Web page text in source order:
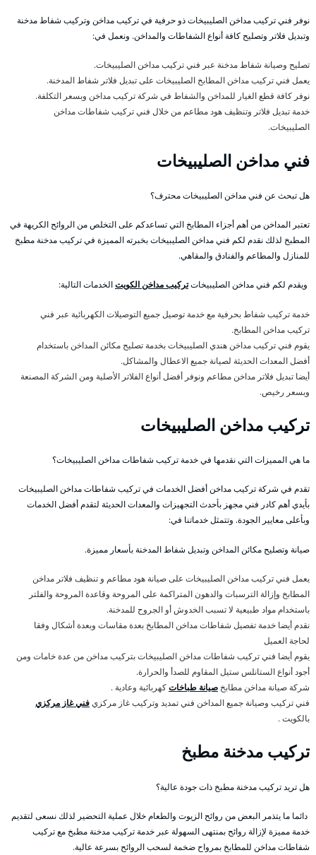
نوفر فني تركيب مداخن الصليبيخات ذو حرفية في تركيب مداخن وتركيب شفاط مدخنة
وتبديل فلاتر وتصليح كافة أنواع الشفاطات والمداخن. ونعمل في:
تصليح وصيانة شفاط مدخنة عبر فني تركيب مداخن الصليبيخات.
يعمل فني تركيب مداخن المطابخ الصليبيخات على تبديل فلاتر شفاط المدخنة.
نوفر كافة قطع الغيار للمداخن والشفاط في شركة تركيب مداخن وبسعر التكلفة.
خدمة تبديل فلاتر وتنظيف هود مطاعم من خلال فني تركيب شفاطات مداخن
الصليبيخات.
فني مداخن الصليبيخات
هل تبحث عن فني مداخن الصليبيخات محترف؟
تعتبر المداخن من أهم أجزاء المطابخ التي تساعدكم على التخلص من الروائح الكريهة في
المطبخ لذلك نقدم لكم فني مداخن الصليبيخات بخبرته المميزة في تركيب مدخنة مطبخ
للمنازل والمطاعم والفنادق والمقاهي.
ويقدم لكم فني مداخن الصليبيخاتتركيب مداخن الكويتالخدمات التالية:
خدمة تركيب شفاط بحرفية مع خدمة توصيل جميع التوصيلات الكهربائية عبر فني
تركيب مداخن المطابخ.
يقوم فني تركيب مداخن هندي الصليبيخات بخدمة تصليح مكائن المداخن باستخدام
أفضل المعدات الحديثة لصيانة جميع الاعطال والمشاكل.
أيضا تبديل فلاتر مداخن مطاعم ونوفر أفضل أنواع الفلاتر الأصلية ومن الشركة المصنعة
وبسعر رخيص.
تركيب مداخن الصليبيخات
ما هي المميزات التي نقدمها في خدمة تركيب شفاطات مداخن الصليبيخات؟
تقدم في شركة تركيب مداخن أفضل الخدمات في تركيب شفاطات مداخن الصليبيخات
بأيدي أهم كادر فني مجهز بأحدث التجهيزات والمعدات الحديثة لتقدم أفضل الخدمات
وبأعلى معايير الجودة. وتتمثل خدماتنا في:
صيانة وتصليح مكائن المداخن وتبديل شفاط المدخنة بأسعار مميزة.
يعمل فني تركيب مداخن الصليبيخات على صيانة هود مطاعم و تنظيف فلاتر مداخن
المطابخ وإزالة الترسبات والدهون المتراكمة على المروحة وقاعدة المروحة والفلتر
باستخدام مواد طبيعية لا تسبب الخدوش أو الجروح للمدخنة.
نقدم أيضا خدمة تفصيل شفاطات مداخن المطابخ بعدة مقاسات وبعدة أشكال وفقا
لحاجة العميل
يقوم أيضا فني تركيب شفاطات مداخن الصليبيخات بتركيب مداخن من عدة خامات ومن
أجود أنواع الستانلس ستيل المقاوم للصدأ والحرارة.
شركة صيانة مداخن مطابخ صيانة طباخاتكهربائية وعادية .
فني تركيب وصيانة جميع المداخن فني تمديد وتركيب غاز مركزيفني غاز مركزي
بالكويت .
تركيب مدخنة مطبخ
هل تريد تركيب مدخنة مطبخ ذات جودة عالية؟
دائما ما يتذمر البعض من روائح الزيوت والطعام خلال عملية التحضير لذلك نسعى لتقديم
خدمة مميزة لإزالة روائح بمنتهى السهولة عبر خدمة تركيب مدخنة مطبخ مع تركيب
شفاطات مداخن للمطابخ بمرواح ضخمة لسحب الروائح بسرعة عالية.